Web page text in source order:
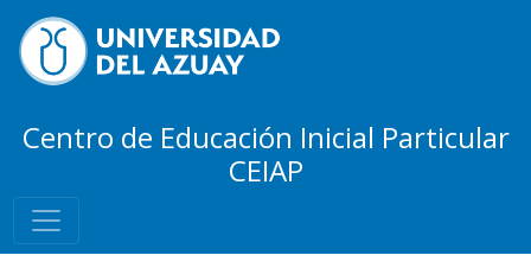
Centro de Educación Inicial Particular
CEIAP